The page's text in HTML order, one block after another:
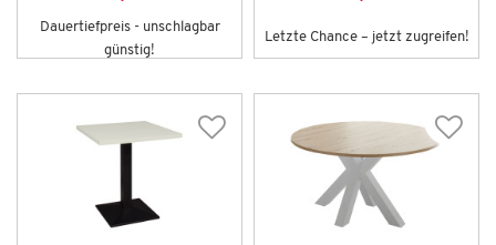
Dauertiefpreis - unschlagbar
günstig!
Letzte Chance – jetzt zugreifen!